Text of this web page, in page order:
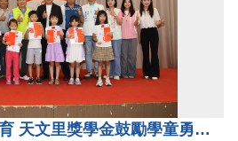
地方各界齊心支持教育 天文里獎學金鼓勵學童勇敢追夢